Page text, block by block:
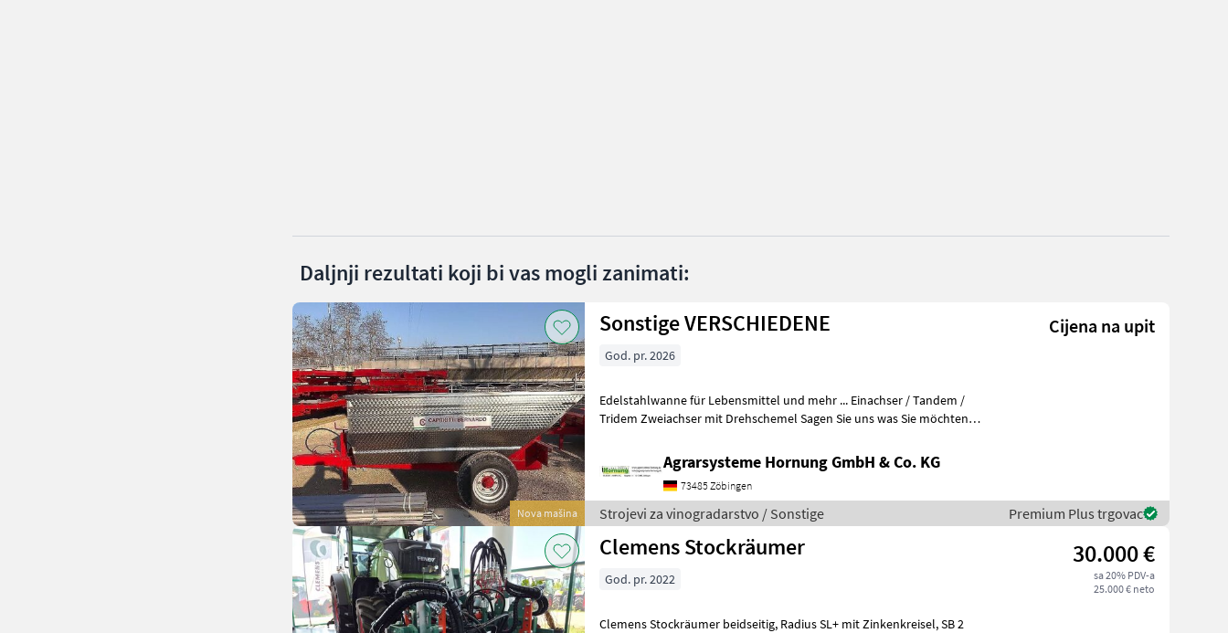
Daljnji rezultati koji bi vas mogli zanimati:
Nova mašina
Sonstige VERSCHIEDENE Cijena na upit
God. pr. 2026
Edelstahlwanne für Lebensmittel und mehr ... Einachser / Tandem /
Tridem Zweiachser mit Drehschemel Sagen Sie uns was Sie möchten
Agrarsysteme Hornung GmbH & Co. KG
73485 Zöbingen
Strojevi za vinogradarstvo / Sonstige Premium Plus trgovac
Clemens Stockräumer 30.000 €
sa 20% PDV-a
25.000 € neto
God. pr. 2022
Clemens Stockräumer beidseitig, Radius SL+ mit Zinkenkreisel, SB 2